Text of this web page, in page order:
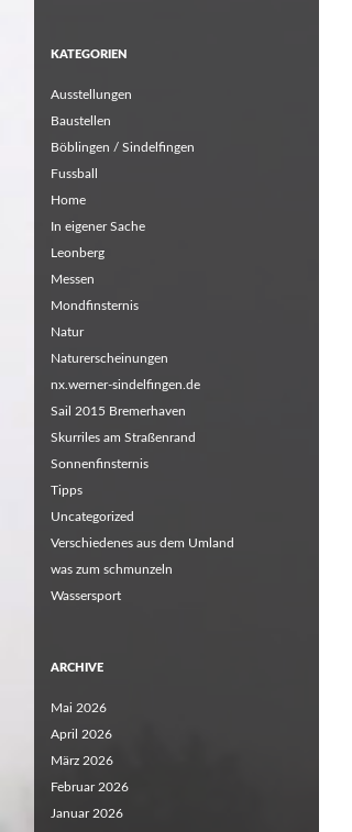
KATEGORIEN
Ausstellungen
Baustellen
Böblingen / Sindelfingen
Fussball
Home
In eigener Sache
Leonberg
Messen
Mondfinsternis
Natur
Naturerscheinungen
nx.werner-sindelfingen.de
Sail 2015 Bremerhaven
Skurriles am Straßenrand
Sonnenfinsternis
Tipps
Uncategorized
Verschiedenes aus dem Umland
was zum schmunzeln
Wassersport
ARCHIVE
Mai 2026
April 2026
März 2026
Februar 2026
Januar 2026